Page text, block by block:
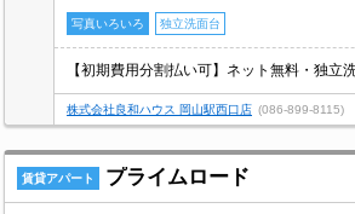
写真いろいろ 独立洗面台
【初期費用分割払い可】ネット無料・独立
株式会社良和ハウス 岡山駅西口店 (086-899-8115)
賃貸アパート プライムロード